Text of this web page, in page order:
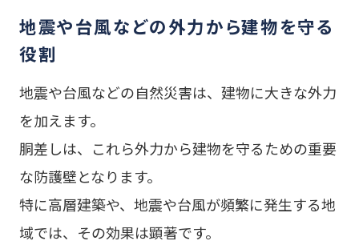
地震や台風などの外力から建物を守る
役割
地震や台風などの自然災害は、建物に大きな外力
を加えます。
胴差しは、これら外力から建物を守るための重要
な防護壁となります。
特に高層建築や、地震や台風が頻繁に発生する地
域では、その効果は顕著です。